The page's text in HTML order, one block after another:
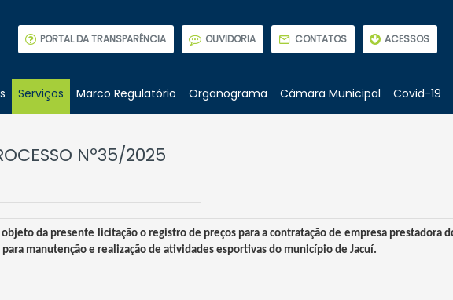
PORTAL DA TRANSPARÊNCIA OUVIDORIA CONTATOS ACESSOS
Serviços Marco Regulatório Organograma Câmara Municipal Covid-19
Nº35/2025
da presente licitação o registro de preços para a contratação de empresa prestadora
manutenção e realização de atividades esportivas do município de Jacuí.